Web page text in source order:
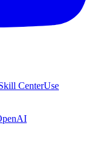
CenterUse